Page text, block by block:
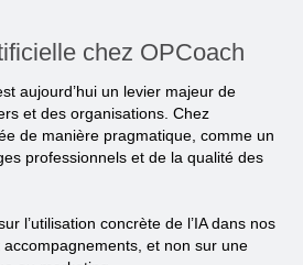
chez OPCoach
aujourd’hui un levier majeur de
et des organisations. Chez
de manière pragmatique, comme un
professionnels et de la qualité des
l’utilisation concrète de l’IA dans nos
et non sur une